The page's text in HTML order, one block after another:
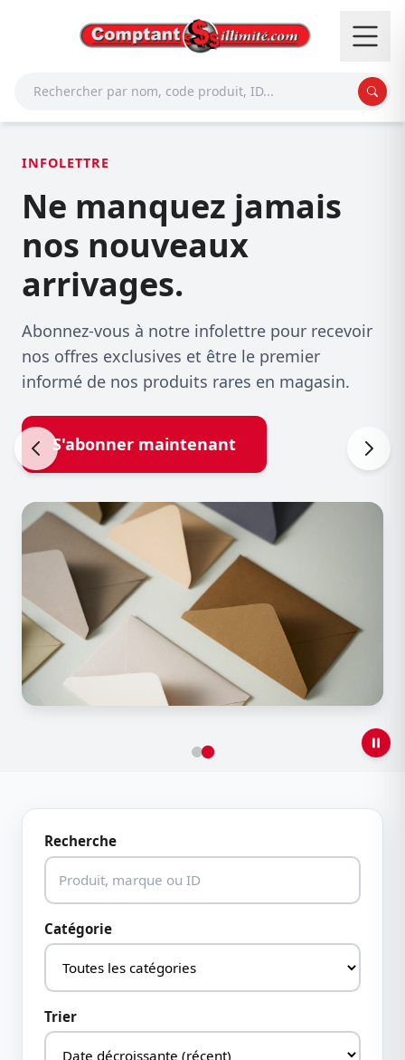
INFOLETTRE
Ne manquez jamais
nos nouveaux
arrivages.
Abonnez-vous à notre infolettre pour recevoir
nos offres exclusives et être le premier
informé de nos produits rares en magasin.
S'abonner maintenant
Recherche
Catégorie
Trier